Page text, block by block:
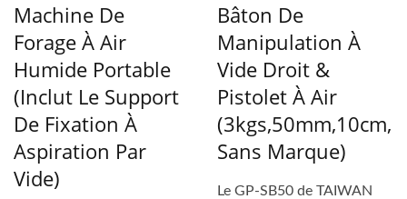
Machine De
Forage À Air
Humide Portable
(inclut Le Support
De Fixation À
Aspiration Par
Vide)
Bâton De
Manipulation À
Vide Droit &
Pistolet À Air
(3kgs,50mm,10cm,
Sans Marque)
Le GP-SB50 de TAIWAN